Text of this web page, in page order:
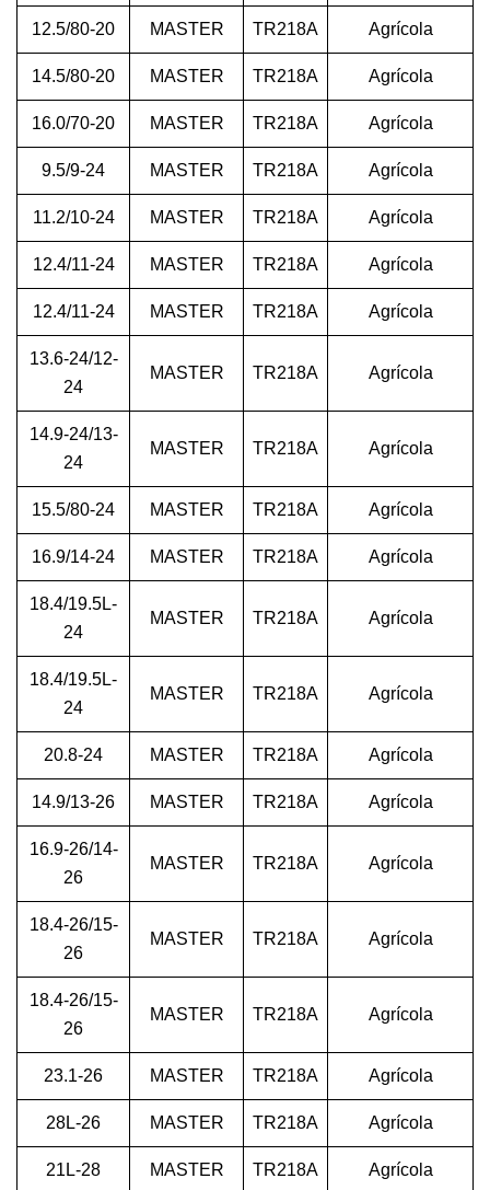
12.5/80-20 MASTER TR218A Agrícola
14.5/80-20 MASTER TR218A Agrícola
16.0/70-20 MASTER TR218A Agrícola
9.5/9-24 MASTER TR218A Agrícola
11.2/10-24 MASTER TR218A Agrícola
12.4/11-24 MASTER TR218A Agrícola
12.4/11-24 MASTER TR218A Agrícola
13.6-24/12-
24
MASTER TR218A Agrícola
14.9-24/13-
24
MASTER TR218A Agrícola
15.5/80-24 MASTER TR218A Agrícola
16.9/14-24 MASTER TR218A Agrícola
18.4/19.5L-
24
MASTER TR218A Agrícola
18.4/19.5L-
24
MASTER TR218A Agrícola
20.8-24 MASTER TR218A Agrícola
14.9/13-26 MASTER TR218A Agrícola
16.9-26/14-
26
MASTER TR218A Agrícola
18.4-26/15-
26
MASTER TR218A Agrícola
18.4-26/15-
26
MASTER TR218A Agrícola
23.1-26 MASTER TR218A Agrícola
28L-26 MASTER TR218A Agrícola
21L-28 MASTER TR218A Agrícola